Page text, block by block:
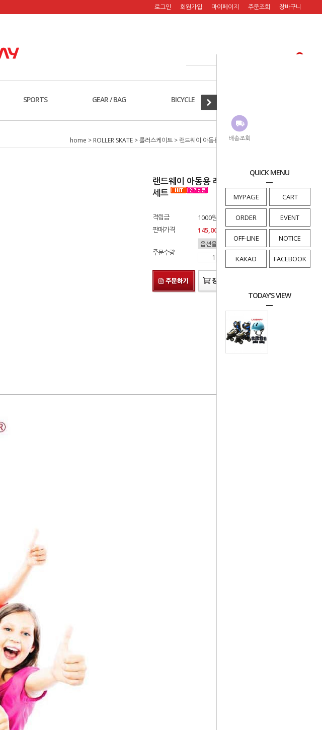
배송조회
QUICK MENU
MYPAGE CART
ORDER EVENT
OFF-LINE NOTICE
KAKAO FACEBOOK
TODAY'S VIEW
로그인 회원가입 마이페이지 주문조회 장바구니
SPORTS GEAR / BAG BICYCLE
home > ROLLER SKATE >롤러스케이트 > 랜드웨이 아동용 레이싱 롤러스케이트 블루세트
랜드웨이 아동용 레이싱 롤러스케이트 블루
세트
적립금
1000원
판매가격
145,000 원
주문수량